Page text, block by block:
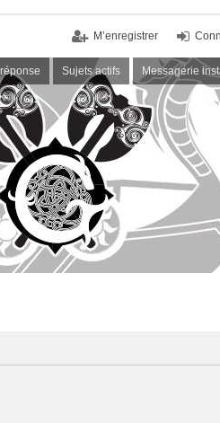
M’enregistrer
Sujets actifs Messagerie